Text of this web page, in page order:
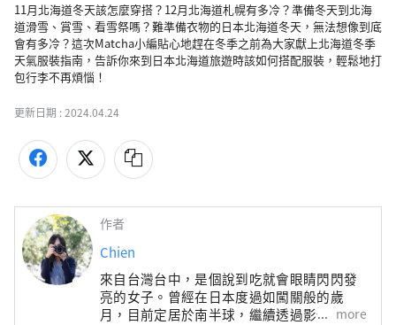
11月北海道冬天該怎麼穿搭？12月北海道札幌有多冷？準備冬天到北海
道滑雪、賞雪、看雪祭嗎？難準備衣物的日本北海道冬天，無法想像到底
會有多冷？這次Matcha小編貼心地趕在冬季之前為大家獻上北海道冬季
天氣服裝指南，告訴你來到日本北海道旅遊時該如何搭配服裝，輕鬆地打
包行李不再煩惱！
更新日期 :2024.04.24
作者
Chien
來自台灣台中，是個說到吃就會眼睛閃閃發
亮的女子。曾經在日本度過如闖關般的歲
月，目前定居於南半球，繼續透過影像與文
more